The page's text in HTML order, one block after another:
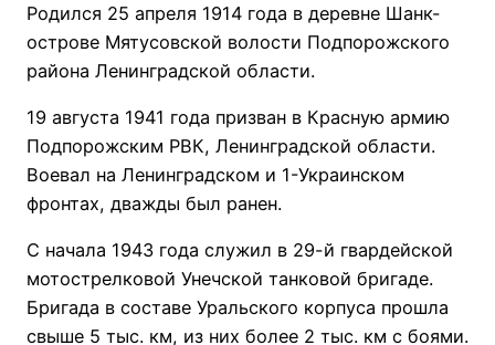
Родился 25 апреля 1914 года в деревне Шанк-
острове Мятусовской волости Подпорожского
района Ленинградской области.
19 августа 1941 года призван в Красную армию
Подпорожским РВК, Ленинградской области.
Воевал на Ленинградском и 1-Украинском
фронтах, дважды был ранен.
С начала 1943 года служил в 29-й гвардейской
мотострелковой Унечской танковой бригаде.
Бригада в составе Уральского корпуса прошла
свыше 5 тыс. км, из них более 2 тыс. км с боями.